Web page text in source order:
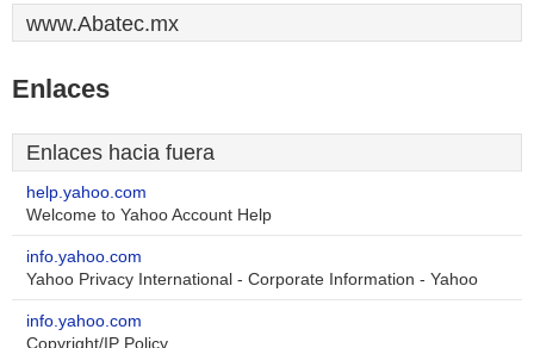
www.Abatec.mx
Enlaces
Enlaces hacia fuera
help.yahoo.com
Welcome to Yahoo Account Help
info.yahoo.com
Yahoo Privacy International - Corporate Information - Yahoo
info.yahoo.com
Copyright/IP Policy